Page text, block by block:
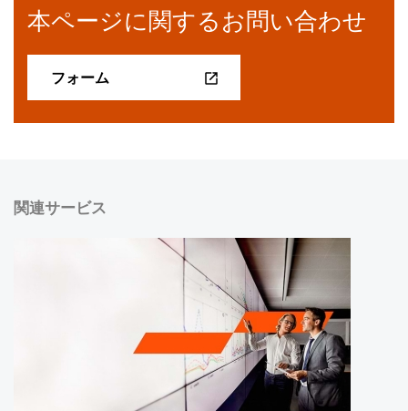
本ページに関するお問い合わせ
フォーム
関連サービス